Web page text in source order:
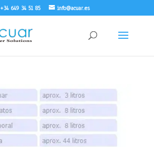
+34 649 34 51 85 info@acuar.es